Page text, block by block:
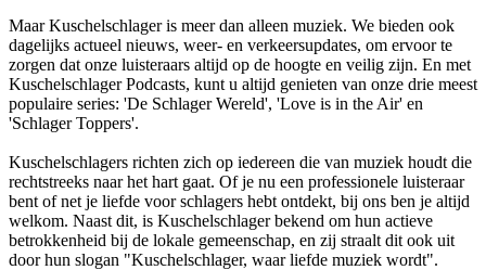
Maar Kuschelschlager is meer dan alleen muziek. We bieden ook
dagelijks actueel nieuws, weer- en verkeersupdates, om ervoor te
zorgen dat onze luisteraars altijd op de hoogte en veilig zijn. En met
Kuschelschlager Podcasts, kunt u altijd genieten van onze drie meest
populaire series: 'De Schlager Wereld', 'Love is in the Air' en
'Schlager Toppers'.
Kuschelschlagers richten zich op iedereen die van muziek houdt die
rechtstreeks naar het hart gaat. Of je nu een professionele luisteraar
bent of net je liefde voor schlagers hebt ontdekt, bij ons ben je altijd
welkom. Naast dit, is Kuschelschlager bekend om hun actieve
betrokkenheid bij de lokale gemeenschap, en zij straalt dit ook uit
door hun slogan "Kuschelschlager, waar liefde muziek wordt".